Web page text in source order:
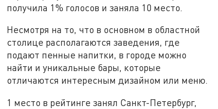
получила 1% голосов и заняла 10 место.
Несмотря на то, что в основном в областной
столице располагаются заведения, где
подают пенные напитки, в городе можно
найти и уникальные бары, которые
отличаются интересным дизайном или меню.
1 место в рейтинге занял Санкт-Петербург,